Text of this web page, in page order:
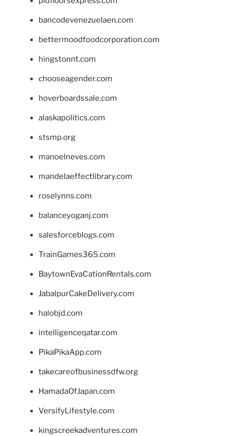
bancodevenezuelaen.com
bettermoodfoodcorporation.com
hingstonnt.com
chooseagender.com
hoverboardssale.com
alaskapolitics.com
stsmp.org
manoelneves.com
mandelaeffectlibrary.com
roselynns.com
balanceyoganj.com
salesforceblogs.com
TrainGames365.com
BaytownEvaCationRentals.com
JabalpurCakeDelivery.com
halobjd.com
intelligenceqatar.com
PikaPikaApp.com
takecareofbusinessdfw.org
HamadaOfJapan.com
VersifyLifestyle.com
kingscreekadventures.com